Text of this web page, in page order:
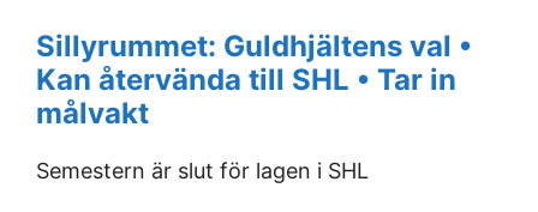
Sillyrummet: Guldhjältens val •
Kan återvända till SHL • Tar in
målvakt
Semestern är slut för lagen i SHL